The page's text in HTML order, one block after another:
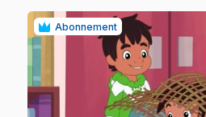
Abonnement